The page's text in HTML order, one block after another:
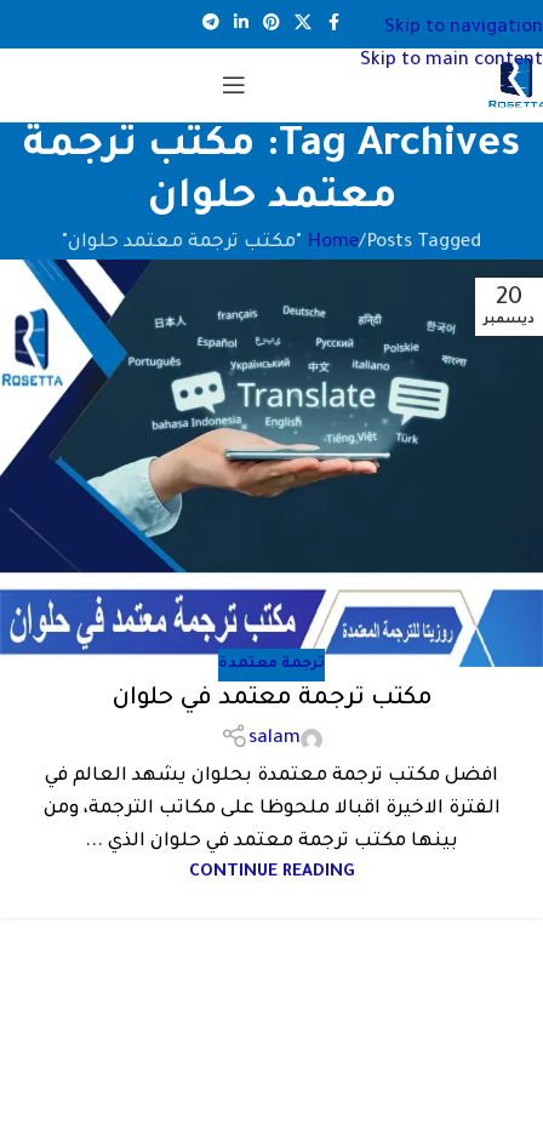
Skip to navigation
Skip to main content
Tag Archives: مكتب ترجمة
معتمد حلوان
Home Posts Tagged "مكتب ترجمة معتمد حلوان"
20
ديسمبر
ترجمة معتمدة
مكتب ترجمة معتمد في حلوان
salam
افضل مكتب ترجمة معتمدة بحلوان يشهد العالم في
الفترة الاخيرة اقبالا ملحوظا على مكاتب الترجمة، ومن
بينها مكتب ترجمة معتمد في حلوان الذي ...
CONTINUE READING